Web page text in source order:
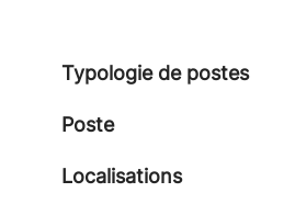
Typologie de postes
Poste
Localisations